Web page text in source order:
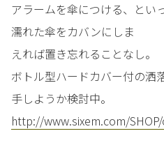
アラームを傘につける、とい
濡れた傘をカバンにしま
えれば置き忘れることなし。
ボトル型ハードカバー付の洒
手しようか検討中。
http://www.sixem.com/